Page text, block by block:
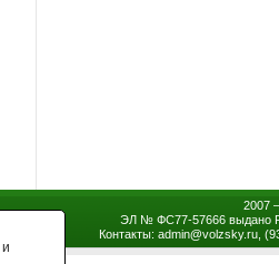
2007
ЭЛ № ФС77-57666 выдано
Контакты: admin@volzsky.ru,
и